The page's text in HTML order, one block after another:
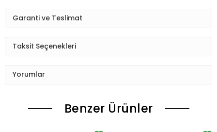
Garanti ve Teslimat
Taksit Seçenekleri
Yorumlar
Benzer Ürünler